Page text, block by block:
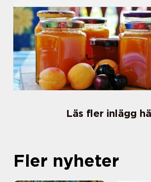
Läs fler inlägg
Fler nyheter